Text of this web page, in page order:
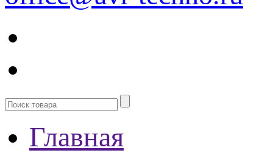
Главная